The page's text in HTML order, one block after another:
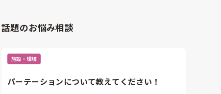
話題のお悩み相談
施設・環境
パーテーションについて教えてください！